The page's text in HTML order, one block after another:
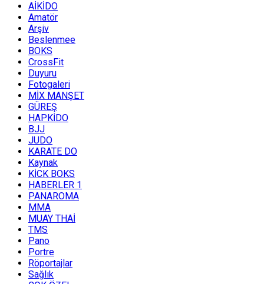
AİKİDO
Amatör
Arşiv
Beslenmee
BOKS
CrossFit
Duyuru
Fotogaleri
MİX MANŞET
GÜREŞ
HAPKİDO
BJJ
JUDO
KARATE DO
Kaynak
KİCK BOKS
HABERLER 1
PANAROMA
MMA
MUAY THAİ
TMS
Pano
Portre
Röportajlar
Sağlık